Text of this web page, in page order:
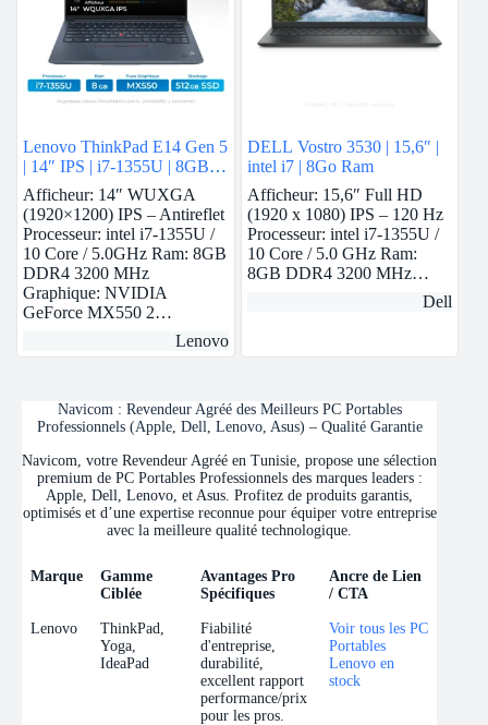
Lenovo ThinkPad E14 Gen 5
| 14″ IPS | i7-1355U | 8GB
Ram | Nvidia MX550 | 512
GB SSD
Afficheur: 14″ WUXGA
(1920×1200) IPS – Antireflet
Processeur: intel i7-1355U /
10 Core / 5.0GHz Ram: 8GB
DDR4 3200 MHz
Graphique: NVIDIA
GeForce MX550 2…
Lenovo
DELL Vostro 3530 | 15,6″ |
intel i7 | 8Go Ram
Afficheur: 15,6″ Full HD
(1920 x 1080) IPS – 120 Hz
Processeur: intel i7-1355U /
10 Core / 5.0 GHz Ram:
8GB DDR4 3200 MHz…
Dell
Navicom : Revendeur Agréé des Meilleurs PC Portables
Professionnels (Apple, Dell, Lenovo, Asus) – Qualité Garantie
Navicom, votre Revendeur Agréé en Tunisie, propose une sélection
premium de PC Portables Professionnels des marques leaders :
Apple, Dell, Lenovo, et Asus. Profitez de produits garantis,
optimisés et d’une expertise reconnue pour équiper votre entreprise
avec la meilleure qualité technologique.
Marque
Gamme
Ciblée
Avantages Pro
Spécifiques
Ancre de Lien
/ CTA
Marque
Gamme
Ciblée
Avantages Pro
Spécifiques
Ancre de Lien
/ CTA
Lenovo
ThinkPad,
Yoga,
IdeaPad
Fiabilité
d'entreprise,
durabilité,
excellent rapport
performance/prix
pour les pros.
Voir tous les PC
Portables
Lenovo en
stock